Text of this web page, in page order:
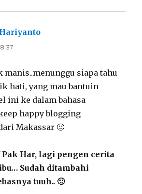
manis..menunggu siapa tahu
hati, yang mau bantuin
ini ke dalam bahasa
happy blogging
Makassar 🙂
Har, lagi pengen cerita
Sudah ditambahi
tuuh.. 🙂